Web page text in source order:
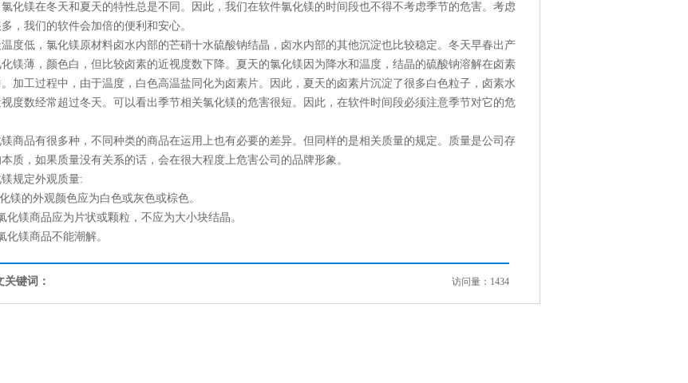
氯化镁在冬天和夏天的特性总是不同。因此，我们在软件氯化镁的时间段也不得不考虑季节的危害。考虑
，我们的软件会加倍的便利和安心。
度低，氯化镁原材料卤水内部的芒硝十水硫酸钠结晶，卤水内部的其他沉淀也比较稳定。冬天早春出产
化镁薄，颜色白，但比较卤素的近视度数下降。夏天的氯化镁因为降水和温度，结晶的硫酸钠溶解在卤素
加工过程中，由于温度，白色高温盐同化为卤素片。因此，夏天的卤素片沉淀了很多白色粒子，卤素水
视度数经常超过冬天。可以看出季节相关氯化镁的危害很短。因此，在软件时间段必须注意季节对它的危
商品有很多种，不同种类的商品在运用上也有必要的差异。但同样的是相关质量的规定。质量是公司存
质，如果质量没有关系的话，会在很大程度上危害公司的品牌形象。
规定外观质量:
镁的外观颜色应为白色或灰色或棕色。
化镁商品应为片状或颗粒，不应为大小块结晶。
化镁商品不能潮解。
访问量：1434
关键词：